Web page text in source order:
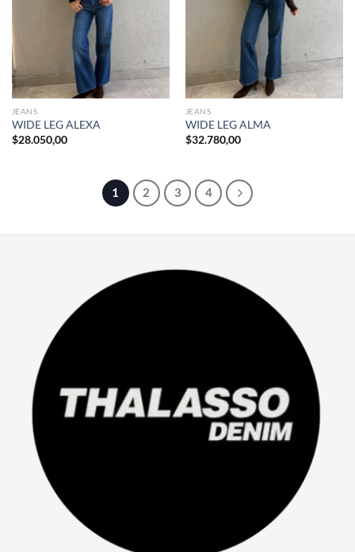
JEANS
WIDE LEG ALEXA
$28.050,00
JEANS
WIDE LEG ALMA
$32.780,00
1 2 3 4